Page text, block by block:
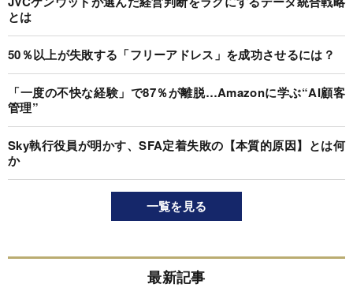
とは
50％以上が失敗する「フリーアドレス」を成功させるには？
「一度の不快な経験」で87％が離脱…Amazonに学ぶ“AI顧客
管理”
Sky執行役員が明かす、SFA定着失敗の【本質的原因】とは何
か
一覧を見る
最新記事